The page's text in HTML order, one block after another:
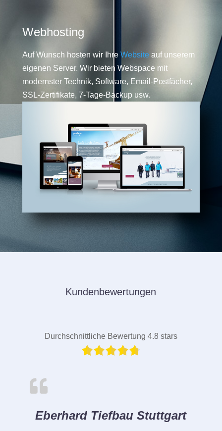
Webhosting
Auf Wunsch hosten wir Ihre Website auf unserem
eigenen Server. Wir bieten Webspace mit
modernster Technik, Software, Email-Postfächer,
SSL-Zertifikate, 7-Tage-Backup usw.
Kundenbewertungen
Durchschnittliche Bewertung 4.8 stars
Eberhard Tiefbau Stuttgart